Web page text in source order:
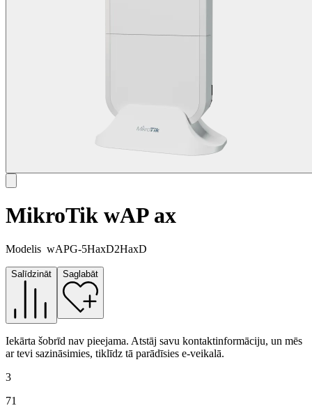
MikroTik wAP ax
Modelis wAPG-5HaxD2HaxD
Salīdzināt Saglabāt
Iekārta šobrīd nav pieejama. Atstāj savu kontaktinformāciju, un mēs
ar tevi sazināsimies, tiklīdz tā parādīsies e-veikalā.
3
71